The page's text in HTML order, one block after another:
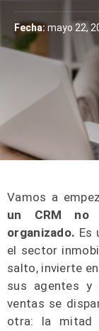
Fecha: mayo 22,
Vamos a
un CRM no
organizado. Es
el sector
salto, invierte
sus agentes y
ventas se
otra: la mitad